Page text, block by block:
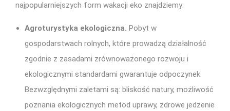
najpopularniejszych form wakacji eko znajdziemy:
Agroturystyka ekologiczna. Pobyt w
gospodarstwach rolnych, które prowadzą działalność
zgodnie z zasadami zrównoważonego rozwoju i
ekologicznymi standardami gwarantuje odpoczynek.
Bezwzględnymi zaletami są: bliskość natury, możliwość
poznania ekologicznych metod uprawy, zdrowe jedzenie